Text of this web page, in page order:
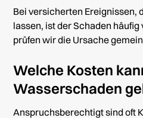
Bei versicherten Ereignissen,
lassen, ist der Schaden
prüfen wir die Ursache
Welche Kosten
Wasserschaden
Anspruchsberechtigt sind oft